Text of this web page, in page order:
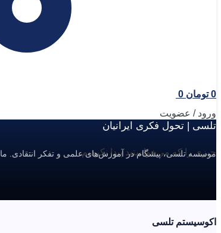
0 تومان 0
ورود / عضویت
چیزی را که می‌خواستید پیدا نکردیم.
تلسی | تحول فکری ایرانیان
موسسه تلسی، پیشگام در آموزش‌های علمی و تفکر انتقادی.
اکوسیستم تلسی